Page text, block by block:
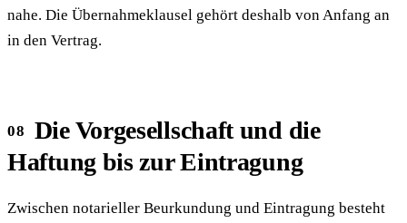
nahe. Die Übernahmeklausel gehört deshalb von Anfang an
in den Vertrag.
Die Vorgesellschaft und die
Haftung bis zur Eintragung
Zwischen notarieller Beurkundung und Eintragung besteht